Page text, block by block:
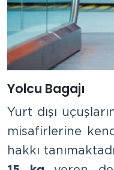
Yolcu Bagajı
Yurt dışı
misafirlerine
hakkı